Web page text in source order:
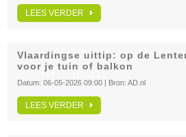
LEES VERDER
Vlaardingse uittip: op de
voor je tuin of balkon
Datum: 06-05-2026 09:00 | Bron: AD.nl
LEES VERDER